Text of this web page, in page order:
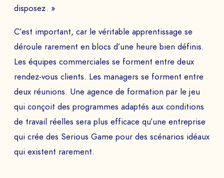
disposez. »
C’est important, car le véritable apprentissage se
déroule rarement en blocs d’une heure bien définis.
Les équipes commerciales se forment entre deux
rendez-vous clients. Les managers se forment entre
deux réunions. Une agence de formation par le jeu
qui conçoit des programmes adaptés aux conditions
de travail réelles sera plus efficace qu’une entreprise
qui crée des Serious Game pour des scénarios idéaux
qui existent rarement.